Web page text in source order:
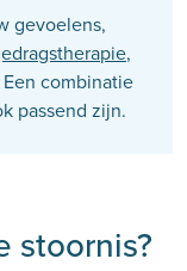
gevoelens,
,
Een combinatie
passend zijn.
stoornis?